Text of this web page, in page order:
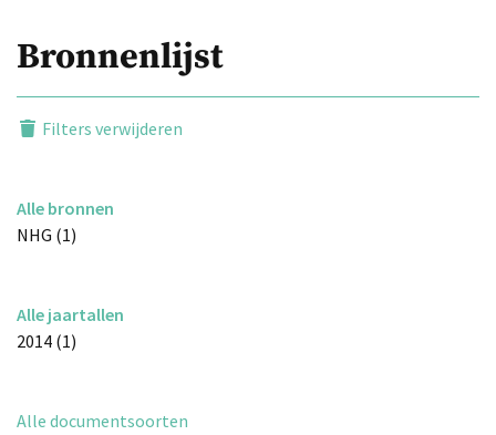
Bronnenlijst
Filters verwijderen
Alle bronnen
NHG (1)
Alle jaartallen
2014 (1)
Alle documentsoorten